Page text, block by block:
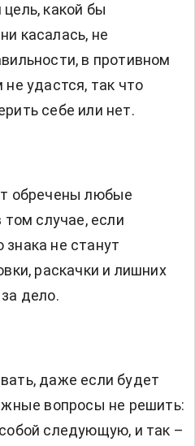
какой бы
касалась, не
в противном
удастся, так что
себе или нет.
обречены любые
том случае, если
не станут
раскачки и лишних
дело.
даже если будет
вопросы не решить:
следующую, и так –